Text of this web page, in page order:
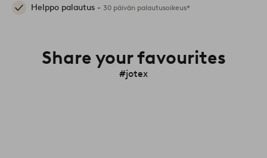
Helppo palautus - 30 päivän palautusoikeus*
Share your favourites
#jotex